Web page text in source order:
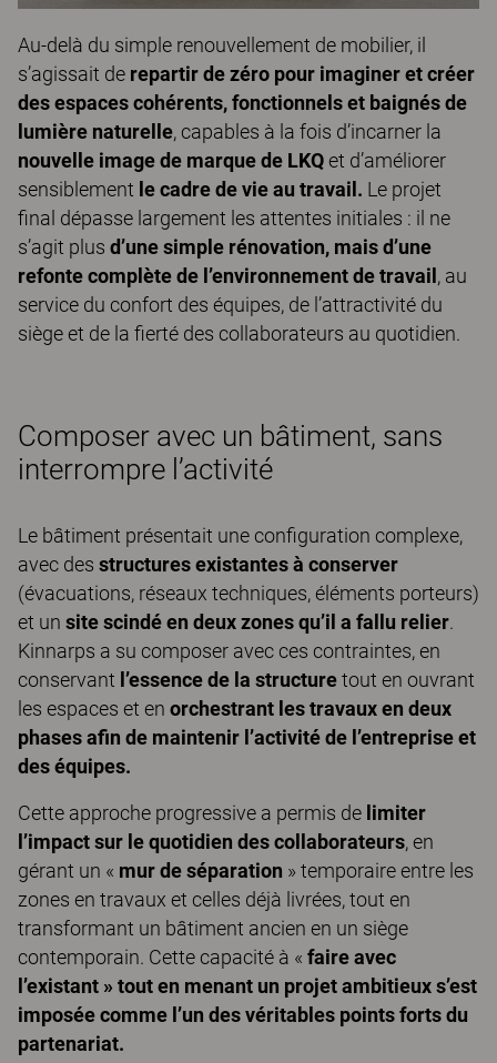
Au‑delà du simple renouvellement de mobilier, il
s’agissait de repartir de zéro pour imaginer et créer
des espaces cohérents, fonctionnels et baignés de
lumière naturelle, capables à la fois d’incarner la
nouvelle image de marque de LKQet d’améliorer
sensiblement le cadre de vie au travail. Le projet
final dépasse largement les attentes initiales : il ne
s’agit plus d’une simple rénovation, mais d’une
refonte complète de l’environnement de travail , au
service du confort des équipes, de l’attractivité du
siège et de la fierté des collaborateurs au quotidien.
Composer avec un bâtiment, sans
interrompre l’activité
Le bâtiment présentait une configuration complexe,
avec des structures existantes à conserver
(évacuations, réseaux techniques, éléments porteurs)
et un site scindé en deux zones qu’il a fallu relier.
Kinnarps a su composer avec ces contraintes, en
conservant l’essence de la structuretout en ouvrant
les espaces et en orchestrant les travaux en deux
phases afin de maintenir l’activité de l’entreprise et
des équipes.​
Cette approche progressive a permis de limiter
l’impact sur le quotidien des collaborateurs, en
gérant un « mur de séparation » temporaire entre les
zones en travaux et celles déjà livrées, tout en
transformant un bâtiment ancien en un siège
contemporain. Cette capacité à « faire avec
l’existant » tout en menant un projet ambitieux s’est
imposée comme l’un des véritables points forts du
partenariat.